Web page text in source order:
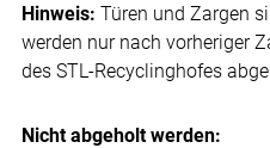
Hinweis: Türen und Zargen
werden nur nach vorheriger
des STL-Recyclinghofes
Nicht abgeholt werden: